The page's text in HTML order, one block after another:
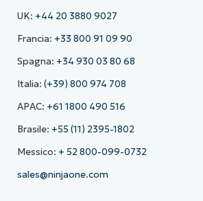
UK: +44 20 3880 9027
Francia: +33 800 91 09 90
Spagna: +34 930 03 80 68
Italia: (+39) 800 974 708
APAC: +61 1800 490 516
Brasile: +55 (11) 2395-1802
Messico: + 52 800-099-0732
sales@ninjaone.com